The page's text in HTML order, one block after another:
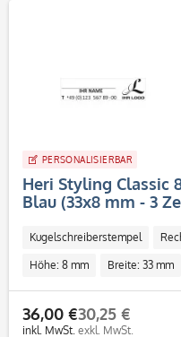
PERSONALISIERBAR
Heri Styling Classic
Blau (33x8 mm - 3
Kugelschreiberstempel
Höhe: 8 mm Breite: 33 mm
36,00 €
inkl. MwSt.
30,25 €
exkl. MwSt.